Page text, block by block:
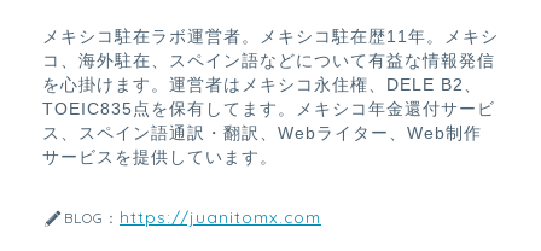
メキシコ駐在ラボ運営者。メキシコ駐在歴11年。メキシ
コ、海外駐在、スペイン語などについて有益な情報発信
を心掛けます。運営者はメキシコ永住権、DELE B2、
TOEIC835点を保有してます。メキシコ年金還付サービ
ス、スペイン語通訳・翻訳、Webライター、Web制作
サービスを提供しています。
BLOG： https://juanitomx.com